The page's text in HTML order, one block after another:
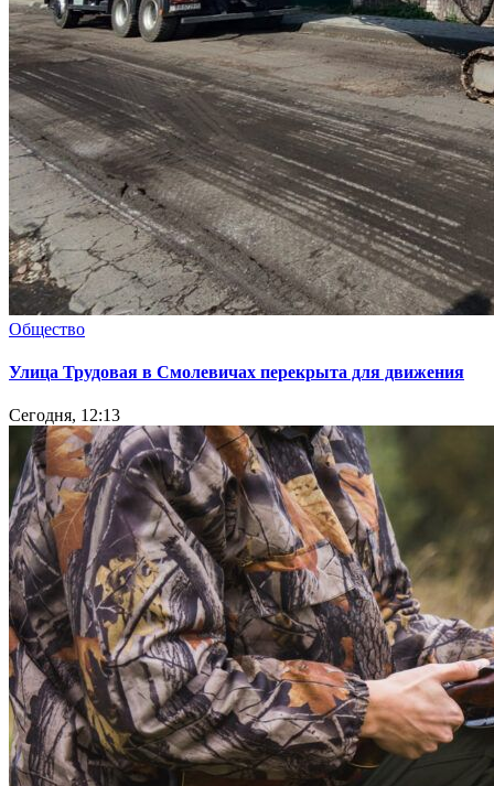
Общество
Улица Трудовая в Смолевичах перекрыта для движения
Сегодня, 12:13